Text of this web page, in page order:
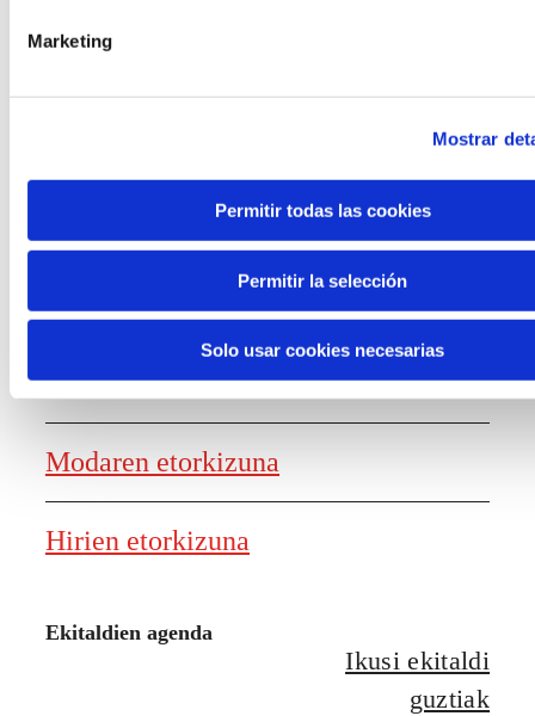
Marketing
Mostrar
Permitir todas las cookies
Permitir la selección
Solo usar cookies necesarias
Ezagutza sortzea
Lanaren etorkizunaren txostena
Elikagaien etorkizuna
Modaren etorkizuna
Hirien etorkizuna
Ekitaldien agenda
Ikusi ekitaldi
guztiak